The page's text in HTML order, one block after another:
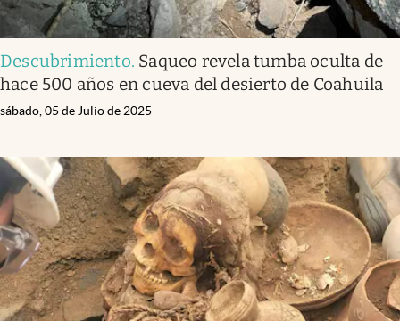
Descubrimiento. Saqueo revela tumba oculta de
hace 500 años en cueva del desierto de Coahuila
sábado, 05 de Julio de 2025